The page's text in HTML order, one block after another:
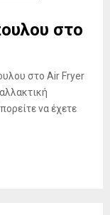
στο
στο Air Fryer
να έχετε